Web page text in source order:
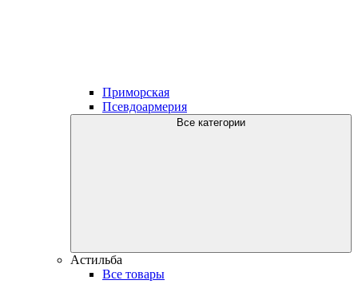
Приморская
Псевдоармерия
Все категории
Астильба
Все товары